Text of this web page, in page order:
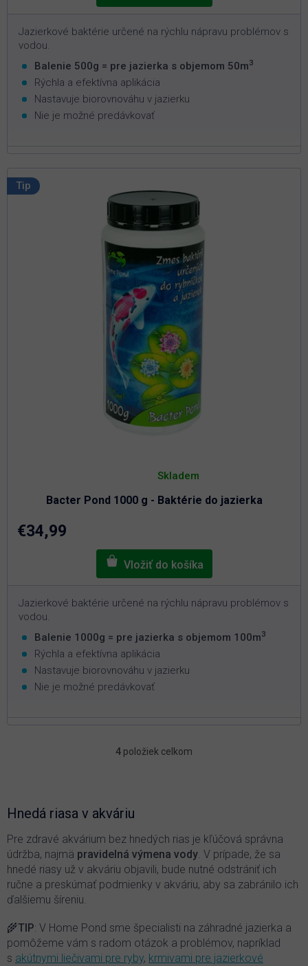
Jazierkové baktérie určené na rýchlu nápravu problémov s
vodou.
Balenie 500g = pre jazierka s objemom 50m3
Rýchla a efektívna aplikácia
Nastavuje biorovnováhu v jazierku
Nie je možné predávkovať
Tip
Bacter Pond 1000 g - Baktérie do jazierka
hodnotenie
je
4,8
Skladem
€34,99
Jazierkové baktérie určené na rýchlu nápravu problémov s
vodou.
Balenie 1000g = pre jazierka s objemom 100m3
Rýchla a efektívna aplikácia
Nastavuje biorovnováhu v jazierku
Nie je možné predávkovať
O
c
i
e
p
r
y
v
ý
4 položiek celkom
Hnedá riasa v akváriu
Pre zdravé akvárium bez hnedých rias je kľúčová správna
údržba, najmä pravidelná výmena vody. V prípade, že sa
hnedé riasy už v akváriu objavili, bude nutné odstrániť ich
ručne a preskúmať podmienky v akváriu, aby sa zabránilo ich
ďalšiemu šíreniu.
🌾TIP: V Home Pond sme špecialisti na záhradné jazierka a
pomôžeme vám s radom otázok a problémov, napríklad
s akútnymi liečivami pre ryby, krmivami pre jazierkové